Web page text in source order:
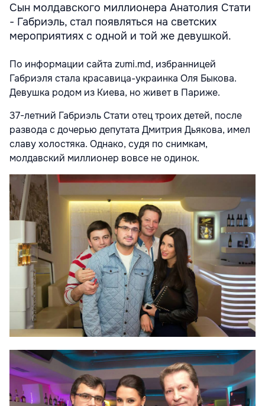
Сын молдавского миллионера Анатолия Стати
- Габриэль, стал появляться на светских
мероприятиях с одной и той же девушкой.
По информации сайта zumi.md, избранницей
Габриэля стала красавица-украинка Оля Быкова.
Девушка родом из Киева, но живет в Париже.
37-летний Габриэль Стати отец троих детей, после
развода с дочерью депутата Дмитрия Дьякова, имел
славу холостяка. Однако, судя по снимкам,
молдавский миллионер вовсе не одинок.